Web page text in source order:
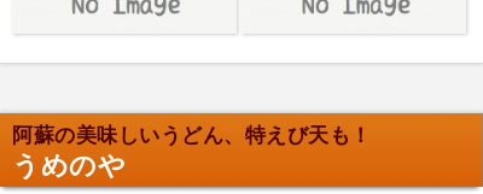
阿蘇の美味しいうどん、特えび天も！
うめのや